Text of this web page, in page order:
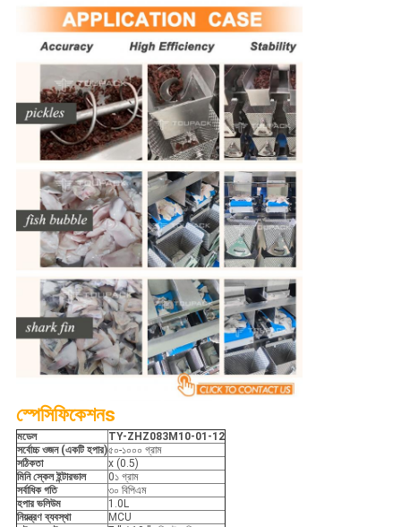
স্পেসিফিকেশনs
মডেল TY-ZHZ083M10-01-12
সর্বোচ্চ ওজন (একটি হপার)৫০-১০০০ গ্রাম
সঠিকতা
x (0.5)
মিনি স্কেল ইন্টারভাল
0১ গ্রাম
সর্বাধিক গতি
৩০ বিপিএম
হপার ভলিউম
1.0L
নিয়ন্ত্রণ ব্যবস্থা
MCU